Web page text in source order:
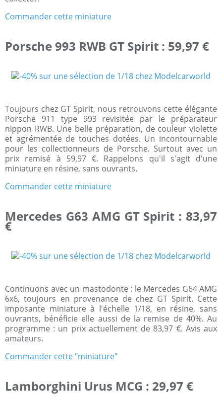
Commander cette miniature
Porsche 993 RWB GT Spirit : 59,97 €
Toujours chez GT Spirit, nous retrouvons cette élégante
Porsche 911 type 993 revisitée par le préparateur
nippon RWB. Une belle préparation, de couleur violette
et agrémentée de touches dotées. Un incontournable
pour les collectionneurs de Porsche. Surtout avec un
prix remisé à 59,97 €. Rappelons qu'il s'agit d'une
miniature en résine, sans ouvrants.
Commander cette miniature
Mercedes G63 AMG GT Spirit : 83,97
€
Continuons avec un mastodonte : le Mercedes G64 AMG
6x6, toujours en provenance de chez GT Spirit. Cette
imposante miniature à l'échelle 1/18, en résine, sans
ouvrants, bénéficie elle aussi de la remise de 40%. Au
programme : un prix actuellement de 83,97 €. Avis aux
amateurs.
Commander cette "miniature"
Lamborghini Urus MCG : 29,97 €